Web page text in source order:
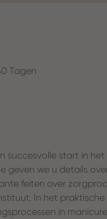
Tagen
succesvolle start in
geven we u details
feiten over
In het
in